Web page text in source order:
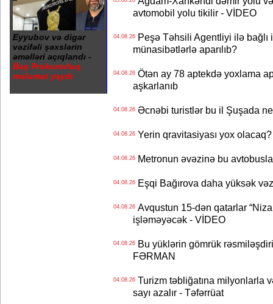
Eyyubov və digər
vəzifəli şəxslərin
əməlləri açıqlandı -
Baş Prokurorluq
məlumat yaydı
avtomobil yolu tikilir - VİDEO
04.08.26Peşə Təhsili Agentliyi ilə bağlı
münasibətlərlə aparılıb?
04.08.26Ötən ay 78 aptekdə yoxlama
aşkarlanıb
04.08.26Əcnəbi turistlər bu il Şuşada
04.08.26Yerin qravitasiyası yox
04.08.26Metronun əvəzinə bu
04.08.26Eşqi Bağırova daha yüksək
04.08.26Avqustun 15-dən qatarlar
işləməyəcək - VİDEO
04.08.26Bu yüklərin gömrük
FƏRMAN
04.08.26Turizm təbliğatına milyonlarla
sayı azalır - Təfərrüat